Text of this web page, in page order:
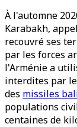
À l'automne
Karabakh,
recouvré ses
par les forces
l'Arménie a
interdites par
des missiles
populations
centaines de